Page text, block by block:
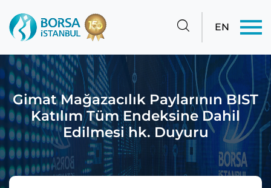
EN
Gimat Mağazacılık Paylarının BIST
Katılım Tüm Endeksine Dahil
Edilmesi hk. Duyuru